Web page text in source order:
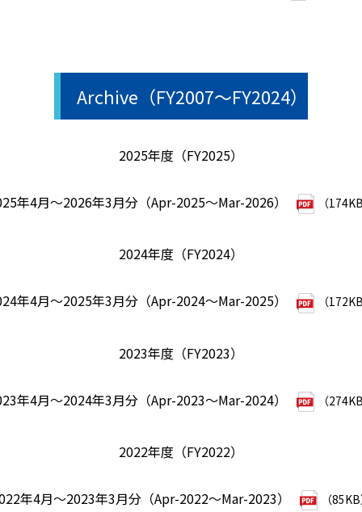
Archive（FY2007～FY2024）
2025年度（FY2025）
年4月～2026年3月分（Apr-2025～Mar-2026） （
2024年度（FY2024）
年4月～2025年3月分（Apr-2024～Mar-2025） （
2023年度（FY2023）
年4月～2024年3月分（Apr-2023～Mar-2024） （
2022年度（FY2022）
年4月～2023年3月分（Apr-2022～Mar-2023） （